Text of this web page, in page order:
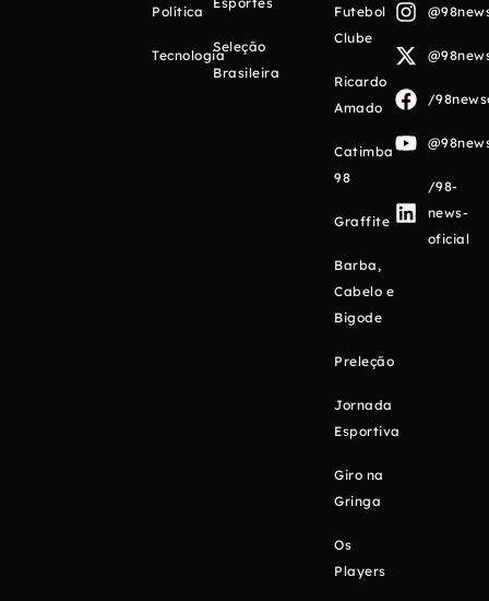
Política
Tecnologia
Seleção
Brasileira
Futebol
Clube
Ricardo
Amado
Catimba
98
Graffite
Barba,
Cabelo e
Bigode
Preleção
Jornada
Esportiva
Giro na
Gringa
Os
Players
/
/98-
news-
oficial